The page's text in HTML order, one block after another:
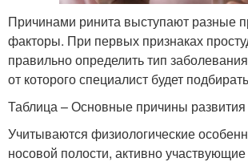
Причинами ринита выступают разные
факторы. При первых признаках
правильно определить тип
от которого специалист будет
Таблица – Основные причины развития
Учитываются физиологические
носовой полости, активно